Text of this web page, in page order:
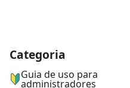
ナビゲーションメニュー
Categoria
Guia de uso para
administradores